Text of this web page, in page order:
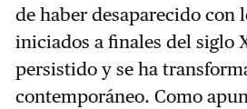
de haber desaparecido con
iniciados a finales del siglo
persistido y se ha
contemporáneo. Como